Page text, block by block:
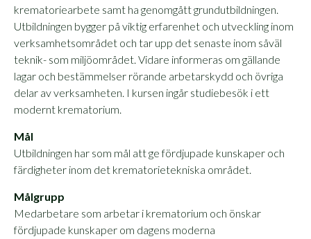
krematoriearbete samt ha genomgått grundutbildningen.
Utbildningen bygger på viktig erfarenhet och utveckling inom
verksamhetsområdet och tar upp det senaste inom såväl
teknik- som miljöområdet. Vidare informeras om gällande
lagar och bestämmelser rörande arbetarskydd och övriga
delar av verksamheten. I kursen ingår studiebesök i ett
modernt krematorium.
Mål
Utbildningen har som mål att ge fördjupade kunskaper och
färdigheter inom det krematorietekniska området.
Målgrupp
Medarbetare som arbetar i krematorium och önskar
fördjupade kunskaper om dagens moderna